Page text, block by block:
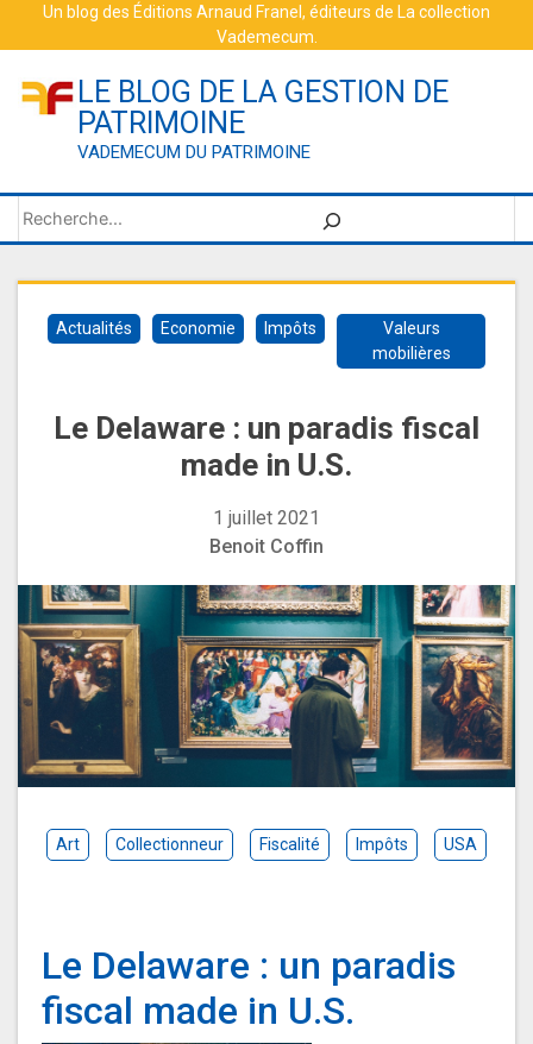
Un blog des Éditions Arnaud Franel , éditeurs de La collection
Vademecum
LE BLOG DE LA GESTION DE
PATRIMOINE
VADEMECUM DU PATRIMOINE
Rechercher
Actualités Economie Impôts
Valeurs
mobilières
Le Delaware : un paradis fiscal
made in U.S.
1 juillet 2021
Benoit Coffin
Art Collectionneur Fiscalité Impôts USA
Le Delaware : un paradis
fiscal made in U.S.